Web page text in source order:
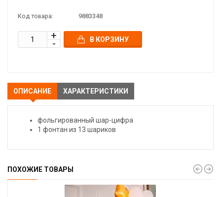
Код товара: 9883348
В КОРЗИНУ
ОПИСАНИЕ ХАРАКТЕРИСТИКИ
фольгированный шар-цифра
1 фонтан из 13 шариков
ПОХОЖИЕ ТОВАРЫ